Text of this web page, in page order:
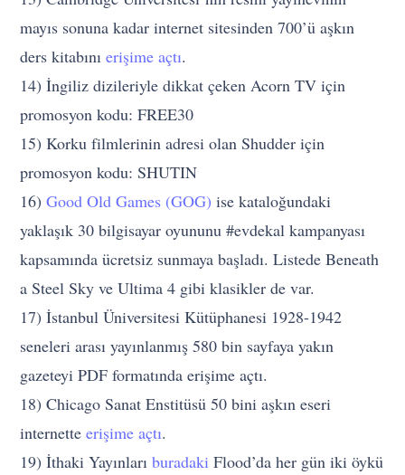
mayıs sonuna kadar internet sitesinden 700’ü aşkın
ders kitabınıerişime açtı.
14) İngiliz dizileriyle dikkat çeken Acorn TV için
promosyon kodu: FREE30
15) Korku filmlerinin adresi olan Shudder için
promosyon kodu: SHUTIN
16)Good Old Games (GOG) ise kataloğundaki
yaklaşık 30 bilgisayar oyununu #evdekal kampanyası
kapsamında ücretsiz sunmaya başladı. Listede Beneath
a Steel Sky ve Ultima 4 gibi klasikler de var.
17) İstanbul Üniversitesi Kütüphanesi 1928-1942
seneleri arası yayınlanmış 580 bin sayfaya yakın
gazeteyi PDF formatında erişime açtı.
18) Chicago Sanat Enstitüsü 50 bini aşkın eseri
internetteerişime açtı.
19) İthaki Yayınlarıburadaki Flood’da her gün iki öykü